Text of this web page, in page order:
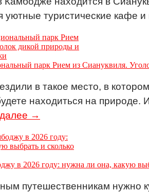
уютные туристические кафе
парк Рием из Сиануквиля.
в такое место, в
находиться на природе.
→
в 2026 году: нужна ли она, какую
путешественникам нужно